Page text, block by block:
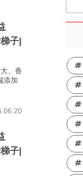
子|
、香
添加
子|